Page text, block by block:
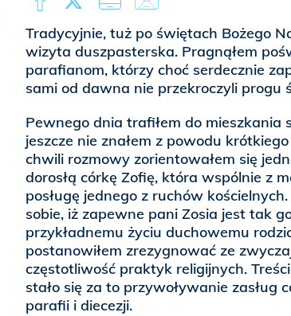
Tradycyjnie, tuż po świętach Bożego
wizyta duszpasterska. Pragnąłem
parafianom, którzy choć serdecznie
sami od dawna nie przekroczyli progu
Pewnego dnia trafiłem do mieszkania
jeszcze nie znałem z powodu
chwili rozmowy zorientowałem się
dorosłą córkę Zofię, która wspólnie z
posługę jednego z ruchów
sobie, iż zapewne pani Zosia jest tak
przykładnemu życiu duchowemu
postanowiłem zrezygnować ze
częstotliwość praktyk religijnych.
stało się za to przywoływanie zasług
parafii i diecezji.